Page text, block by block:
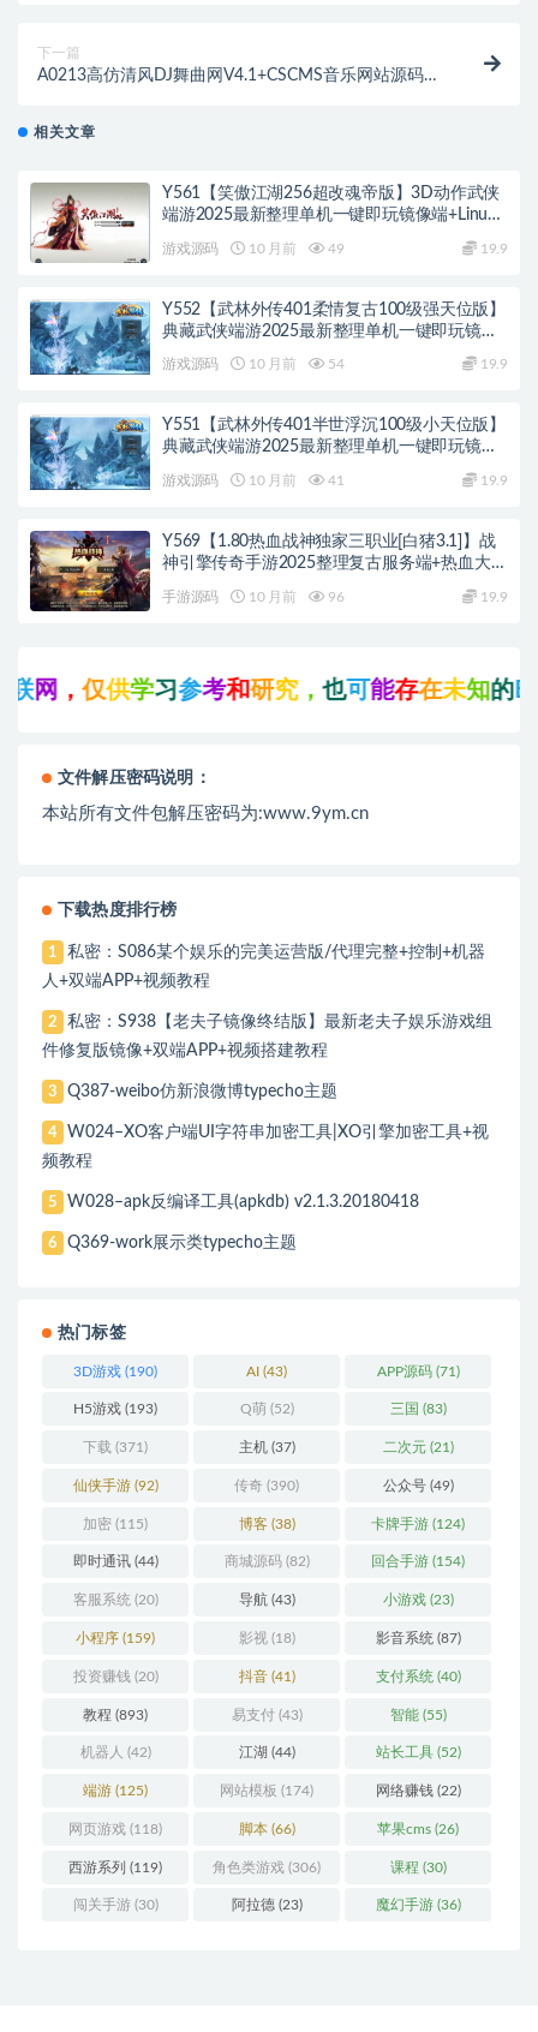
下一篇
A0213高仿清风DJ舞曲网V4.1+CSCMS音乐网站源码
相关文章
Y561【笑傲江湖256超改魂帝版】3D动作武侠
端游2025最新整理单机一键即玩镜像端+Linux
手工服务端+网页注册+GM工具+GM命令+PC客
户端+教程
游戏源码 10 月前 49 19.9
Y552【武林外传401柔情复古100级强天位版】
典藏武侠端游2025最新整理单机一键即玩镜像
端+Linux手工服务端+网页注册+GM工具+PC客
户端+详细搭建教程
游戏源码 10 月前 54 19.9
Y551【武林外传401半世浮沉100级小天位版】
典藏武侠端游2025最新整理单机一键即玩镜像
端+Linux手工服务端+网页注册+GM工具+PC客
户端+详细搭建教程
游戏源码 10 月前 41 19.9
Y569【1.80热血战神独家三职业[白猪3.1]】战
神引擎传奇手游2025整理复古服务端+热血大陆
手游源码 10 月前 96 19.9
，仅 供学习参考和研究，也 可能存在未知的BUG
文件解压密码说明：
本站所有文件包解压密码为:www.9ym.cn
下载热度排行榜
1
私密：S086某个娱乐的完美运营版/代理完整+控制+机器
人+双端APP+视频教程
2
私密：S938【老夫子镜像终结版】最新老夫子娱乐游戏组
件修复版镜像+双端APP+视频搭建教程
3 Q387-weibo仿新浪微博typecho主题
4
W024–XO客户端UI字符串加密工具|XO引擎加密工具+视
频教程
5 W028–apk反编译工具(apkdb) v2.1.3.20180418
6 Q369-work展示类typecho主题
热门标签
3D游戏 (190) AI (43) APP源码(71)
H5游戏 (193) Q萌 (52) 三国 (83)
下载 (371) 主机(37) 二次元(21)
仙侠手游(92) 传奇 (390) 公众号(49)
加密 (115) 博客(38) 卡牌手游 (124)
即时通讯(44) 商城源码(82) 回合手游 (154)
客服系统 (20) 导航(43) 小游戏(23)
小程序 (159) 影视(18) 影音系统 (87)
投资赚钱 (20) 抖音(41) 支付系统 (40)
教程 (893) 易支付(43) 智能(55)
机器人 (42) 江湖 (44) 站长工具(52)
端游 (125) 网站模板 (174) 网络赚钱(22)
网页游戏 (118) 脚本(66) 苹果cms (26)
西游系列 (119) 角色类游戏 (306) 课程 (30)
闯关手游(30) 阿拉德(23) 魔幻手游(36)